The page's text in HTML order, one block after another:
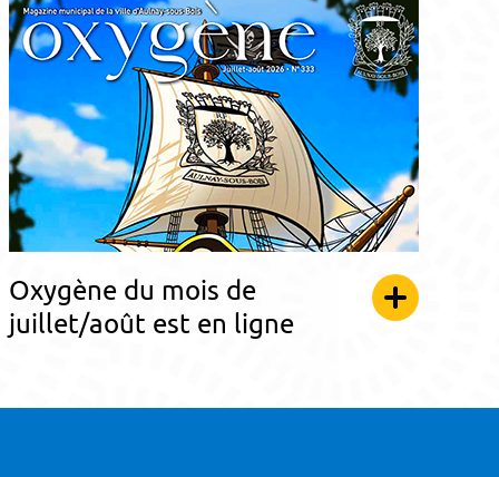
Oxygène du mois de
juillet/août est en ligne